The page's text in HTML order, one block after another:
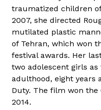
traumatized children
2007, she directed
mutilated plastic
of Tehran, which won
festival awards. Her
two adolescent girls
adulthood, eight years
Duty. The film won the
2014.